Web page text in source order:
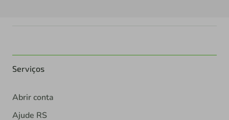
Serviços
Abrir conta
Ajude RS